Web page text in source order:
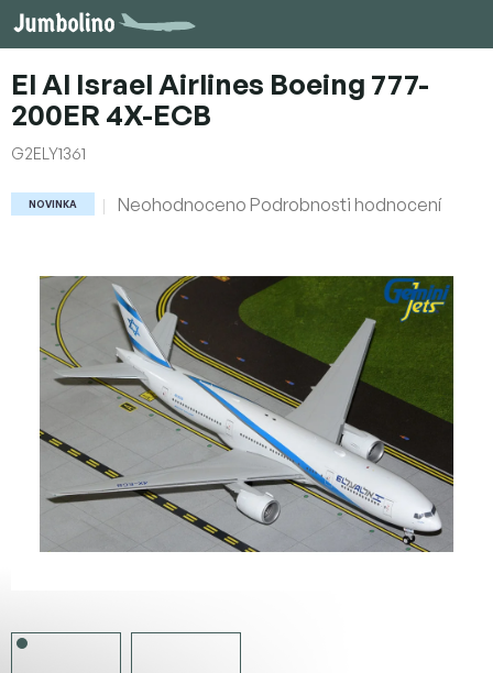
Přejít
na
El Al Israel Airlines Boeing 777-
200ER 4X-ECB
G2ELY1361
NOVINKA
Průměrné
je
0,0
z
5
hvězdiček.
Neohodnoceno Podrobnosti hodnocení